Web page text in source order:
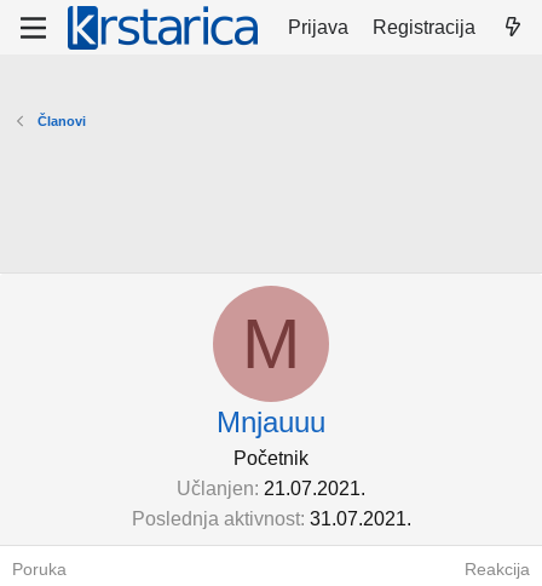
Prijava Registracija
Članovi
M
Mnjauuu
Početnik
Učlanjen 21.07.2021.
Poslednja aktivnost 31.07.2021.
Poruka Reakcija